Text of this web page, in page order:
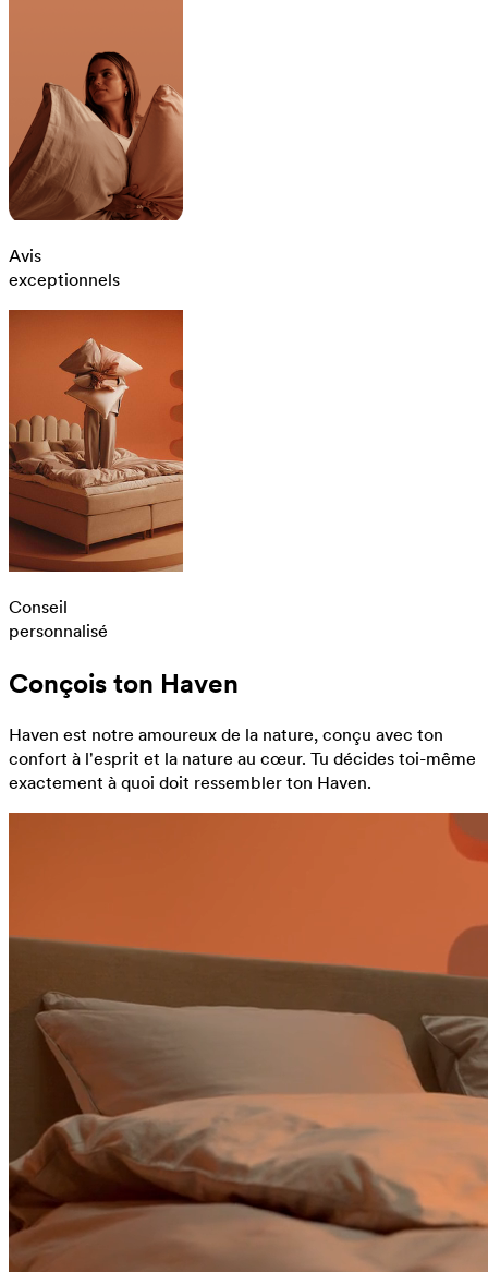
Avis
exceptionnels
Conseil
personnalisé
Conçois ton Haven
Haven est notre amoureux de la nature, conçu avec ton
confort à l'esprit et la nature au cœur. Tu décides toi-même
exactement à quoi doit ressembler ton Haven.